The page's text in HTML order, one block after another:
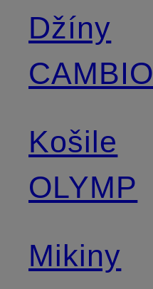
Džíny
CAMBIO
Košile
OLYMP
Mikiny